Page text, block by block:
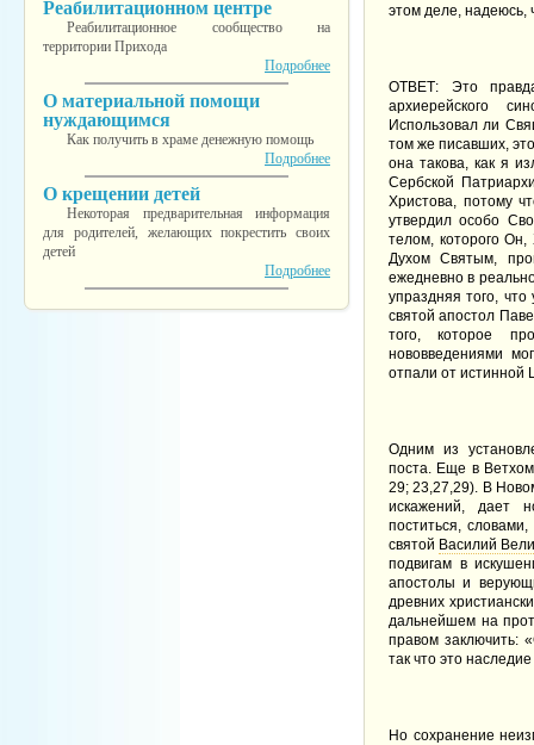
Реабилитационном центре
Реабилитационное сообщество на
территории Прихода
Подробнее
О материальной помощи
нуждающимся
Как получить в храме денежную помощь
Подробнее
О крещении детей
Некоторая предварительная информация
для родителей, желающих покрестить своих
детей
Подробнее
этом деле, надеюсь,
ОТВЕТ: Это
архиерейского
Использовал ли
том же писавших,
она такова, как я
Сербской
Христова, потому
утвердил особо
телом, которого Он,
Духом Святым,
ежедневно в
упраздняя того,
святой апостол
того, которое
нововведениями
отпали от истинной
Одним из
поста. Еще в
29; 23,27,29). В
искажений, дает
поститься,
святой Василий
подвигам в
апостолы и
древних
дальнейшем на
правом заключить:
так что это
Но сохранение